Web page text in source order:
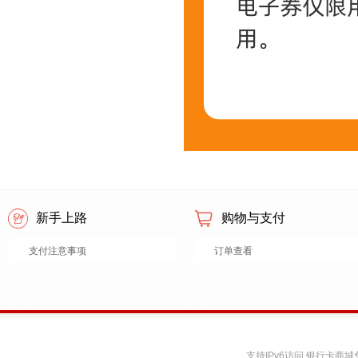
新手上路
支付注意事项
购物与支付
订单查看
支持IPv6访问 银行卡商